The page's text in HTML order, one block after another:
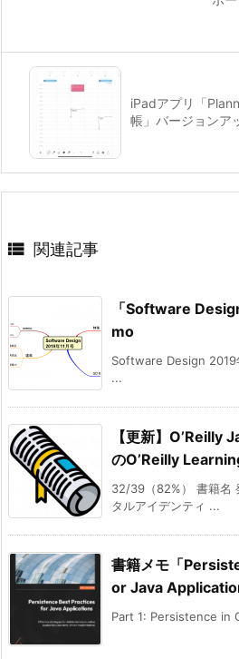
iPadアプリ「
帳」バージョンア
 関連記事
「Software
mo
Software Design
...
【更新】O’Reilly
のO’Reilly
32/39（82%） 書籍名
タルアイデンティ ...
書籍メモ「
or Java
Part 1: Persistence in